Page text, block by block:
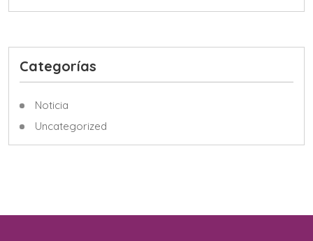
Categorías
Noticia
Uncategorized